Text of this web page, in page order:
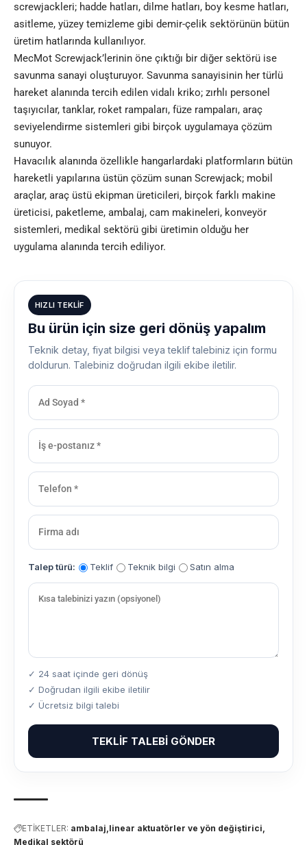
screwjackleri; hadde hatları, dilme hatları, boy kesme hatları,
asitleme, yüzey temizleme gibi demir-çelik sektörünün bütün
üretim hatlarında kullanılıyor.
MecMot Screwjack’lerinin öne çıktığı bir diğer sektörü ise
savunma sanayi oluşturuyor. Savunma sanayisinin her türlü
hareket alanında tercih edilen vidalı kriko; zırhlı personel
taşıyıcılar, tanklar, roket rampaları, füze rampaları, araç
seviyelendirme sistemleri gibi birçok uygulamaya çözüm
sunuyor.
Havacılık alanında özellikle hangarlardaki platformların bütün
hareketli yapılarına üstün çözüm sunan Screwjack; mobil
araçlar, araç üstü ekipman üreticileri, birçok farklı makine
üreticisi, paketleme, ambalaj, cam makineleri, konveyör
sistemleri, medikal sektörü gibi üretimin olduğu her
uygulama alanında tercih ediliyor.
HIZLI TEKLIF
Bu ürün için size geri dönüş yapalım
Teknik detay, fiyat bilgisi veya teklif talebiniz için formu
doldurun. Talebiniz doğrudan ilgili ekibe iletilir.
Talep türü: Teklif Teknik bilgi Satın alma
✓ 24 saat içinde geri dönüş
✓ Doğrudan ilgili ekibe iletilir
✓ Ücretsiz bilgi talebi
TEKLIF TALEBI GÖNDER
ETİKETLER: ambalaj linear aktuatörler ve yön değiştirici
Medikal sektörü